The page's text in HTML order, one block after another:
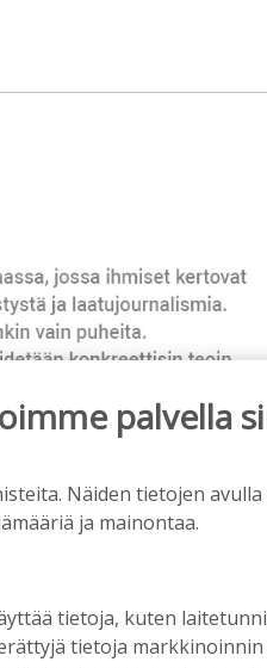
palvella
Näiden tietojen
ja mainontaa.
tietoja, kuten
tietoja